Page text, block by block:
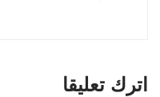
اترك تعليقا